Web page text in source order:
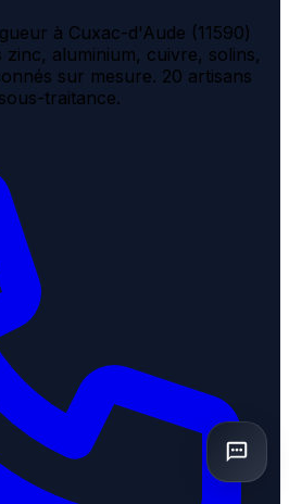
à Cuxac-d'Aude (11590)
zinc, aluminium, cuivre, solins,
sur mesure. 20 artisans
traitance.